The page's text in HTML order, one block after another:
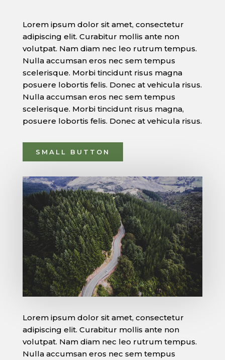
Lorem ipsum dolor sit amet, consectetur
adipiscing elit. Curabitur mollis ante non
volutpat. Nam diam nec leo rutrum tempus.
Nulla accumsan eros nec sem tempus
scelerisque. Morbi tincidunt risus magna
posuere lobortis felis. Donec at vehicula risus.
Nulla accumsan eros nec sem tempus
scelerisque. Morbi tincidunt risus magna,
posuere lobortis felis. Donec at vehicula risus.
SMALL BUTTON
Lorem ipsum dolor sit amet, consectetur
adipiscing elit. Curabitur mollis ante non
volutpat. Nam diam nec leo rutrum tempus.
Nulla accumsan eros nec sem tempus